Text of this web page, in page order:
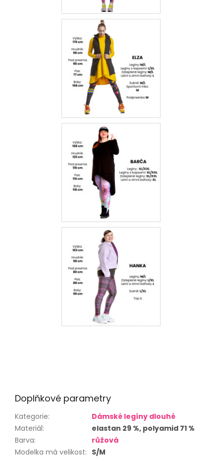
Doplňkové parametry
Kategorie:
Dámské legíny dlouhé
Materiál:
elastan 29 %, polyamid 71 %
Barva:
růžová
Modelka má velikost: S/M